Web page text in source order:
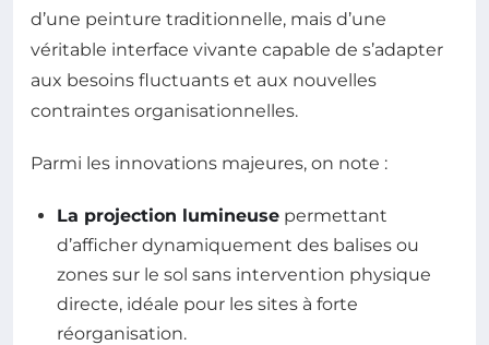
d’une peinture traditionnelle, mais d’une
véritable interface vivante capable de s’adapter
aux besoins fluctuants et aux nouvelles
contraintes organisationnelles.
Parmi les innovations majeures, on note :
La projection lumineuse permettant
d’afficher dynamiquement des balises ou
zones sur le sol sans intervention physique
directe, idéale pour les sites à forte
réorganisation.